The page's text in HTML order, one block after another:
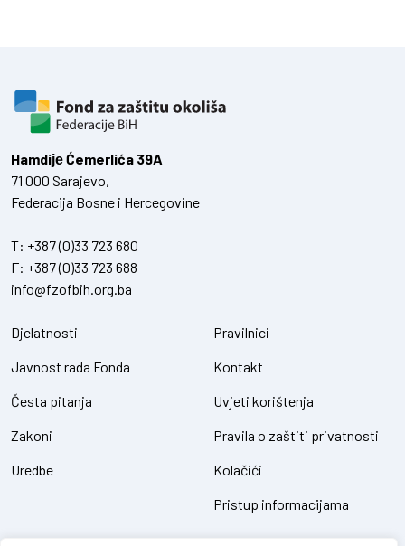
Hamdiје Ćemerlića 39A
71 000 Sarajevo,
Federacija Bosne i Hercegovine
T: +387 (0)33 723 680
F: +387 (0)33 723 688
info@fzofbih.org.ba
Djelatnosti
Javnost rada Fonda
Česta pitanja
Zakoni
Uredbe
Pravilnici
Kontakt
Uvjeti korištenja
Pravila o zaštiti privatnosti
Kolačići
Pristup informacijama